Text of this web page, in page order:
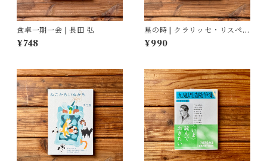
食卓一期一会 | 長田 弘
¥748
星の時 | クラリッセ・リスペク
トル, 福嶋 伸洋(訳)
¥990